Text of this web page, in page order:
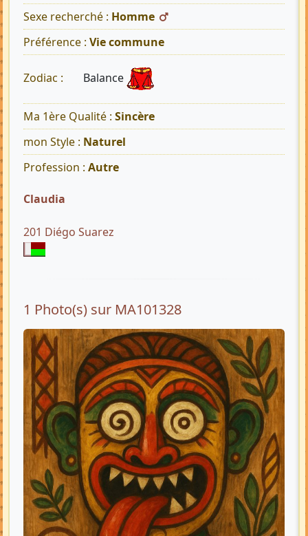
Sexe recherché : Homme
Préférence : Vie commune
Zodiac : Balance
Ma 1ère Qualité : Sincère
mon Style : Naturel
Profession : Autre
Claudia
201 Diégo Suarez
1 Photo(s) sur MA101328